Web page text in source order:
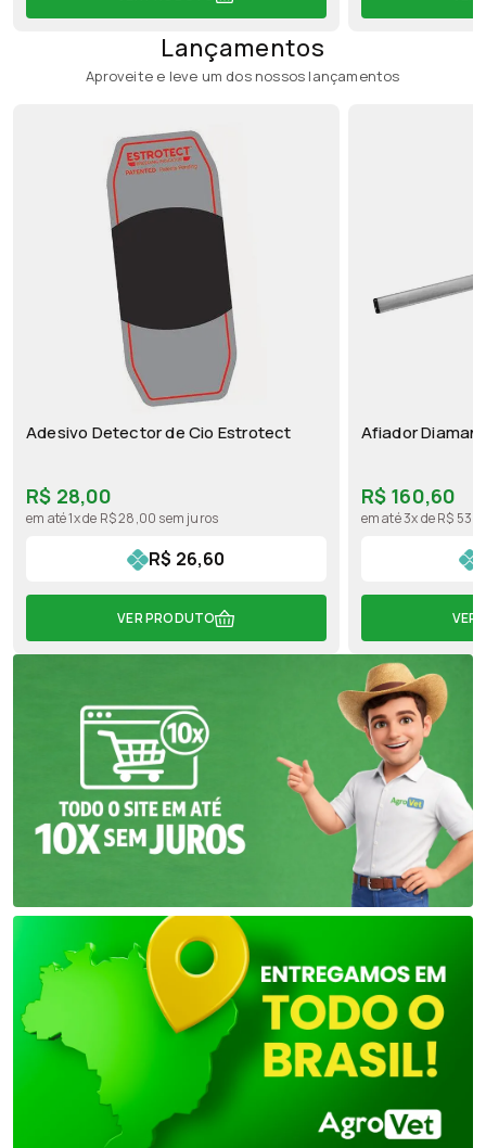
Lançamentos
Aproveite e leve um dos nossos lançamentos
Adesivo Detector de Cio Estrotect
R$ 28,00
R$ 26,60
em até 1x de R$ 28,00 sem juros
VER PRODUTO
Afiador
R$ 160,60
em até 3x de R$
VER